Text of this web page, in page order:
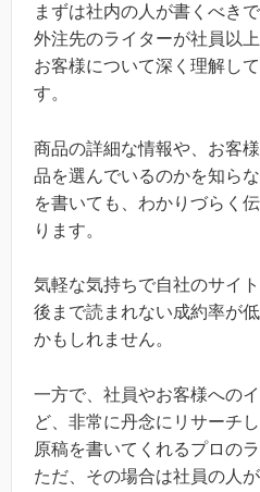
まずは社内の人が書くべきで
外注先のライターが社員以
お客様について深く理解し
す。
商品の詳細な情報や、お客
品を選んでいるのかを知ら
を書いても、わかりづらく
ります。
気軽な気持ちで自社のサイ
後まで読まれない成約率が
かもしれません。
一方で、社員やお客様への
ど、非常に丹念にリサーチ
原稿を書いてくれるプロの
ただ、その場合は社員の人